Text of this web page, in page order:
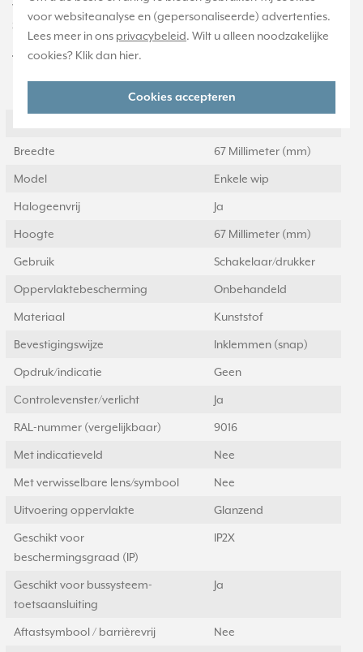
voor websiteanalyse en (gepersonaliseerde) advertenties.
Lees meer in ons privacybeleid. Wilt u alleen noodzakelijke
cookies? Klik dan hier.
Cookies accepteren
voudig (BT LS CD 1001) en voor KNX taster 1-voudig (LS CD 10711
ST, LS CD 10911 ST), niet geschikt voor gewone schakelaars.
Technische specificaties
Waarde
Breedte 67 Millimeter (mm)
Model Enkele wip
Halogeenvrij Ja
Hoogte 67 Millimeter (mm)
Gebruik Schakelaar/drukker
Oppervlaktebescherming Onbehandeld
Materiaal Kunststof
Bevestigingswijze Inklemmen (snap)
Opdruk/indicatie Geen
Controlevenster/verlicht Ja
RAL-nummer (vergelijkbaar) 9016
Met indicatieveld Nee
Met verwisselbare lens/symbool Nee
Uitvoering oppervlakte Glanzend
Geschikt voor
beschermingsgraad (IP)
IP2X
Geschikt voor bussysteem-
toetsaansluiting
Ja
Aftastsymbool / barrièrevrij Nee